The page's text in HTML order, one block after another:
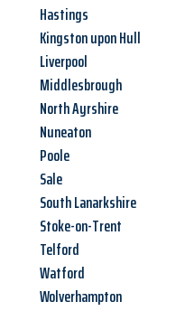
Hastings
Kingston upon Hull
Liverpool
Middlesbrough
North Ayrshire
Nuneaton
Poole
Sale
South Lanarkshire
Stoke-on-Trent
Telford
Watford
Wolverhampton